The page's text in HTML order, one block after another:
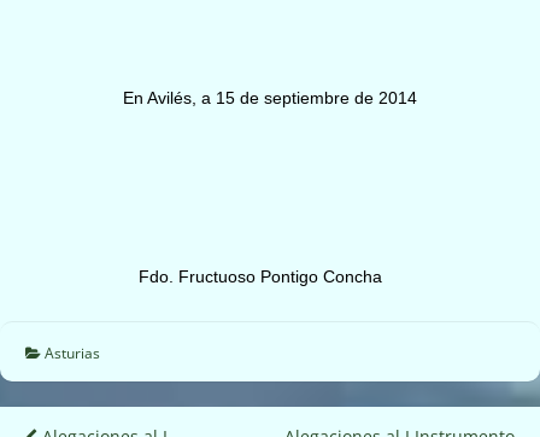
En Avilés, a 15 de septiembre de 2014
Fdo. Fructuoso Pontigo Concha
Asturias